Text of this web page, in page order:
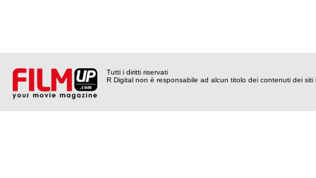
Tutti i diritti riservati
R Digital non è responsabile ad alcun titolo dei contenuti dei siti